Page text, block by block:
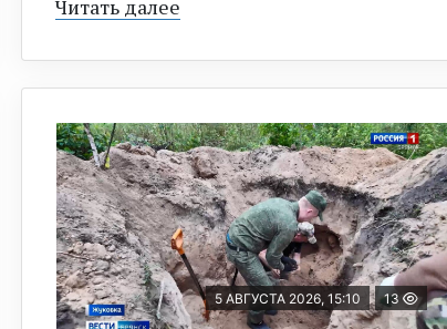
Читать далее
5 АВГУСТА 2026, 15:10 13